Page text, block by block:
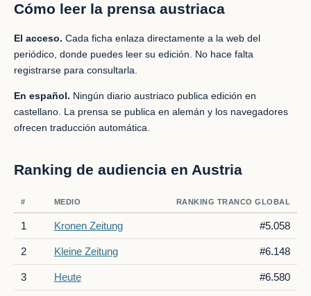
Cómo leer la prensa austriaca
El acceso. Cada ficha enlaza directamente a la web del
periódico, donde puedes leer su edición. No hace falta
registrarse para consultarla.
En español. Ningún diario austriaco publica edición en
castellano. La prensa se publica en alemán y los navegadores
ofrecen traducción automática.
Ranking de audiencia en Austria
# MEDIO RANKING TRANCO GLOBAL
1 Kronen Zeitung #5.058
2 Kleine Zeitung #6.148
3 Heute #6.580